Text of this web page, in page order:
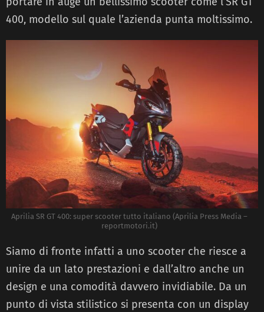
400, modello sul quale l’azienda punta moltissimo.
Aprilia SR GT 400: super scooter tutto italiano (Aprilia Press Media –
reportmotori.it)
Siamo di fronte infatti a uno scooter che riesce a
unire da un lato prestazioni e dall’altro anche un
design e una comodità davvero invidiabile. Da un
punto di vista stilistico si presenta con un display